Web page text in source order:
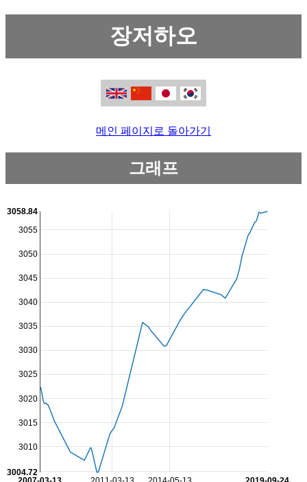
장저하오
메인 페이지로 돌아가기
그래프
3010
3015
3020
3025
3030
3035
3040
3045
3050
3055
3004.72
3058.84